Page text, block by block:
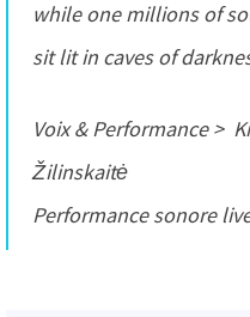
while one millions of
sit lit in caves of
Voix & Performance >
Žilinskaitė
Performance sonore